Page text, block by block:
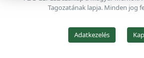
Tagozatának lapja. Minden jog
Adatkezelés